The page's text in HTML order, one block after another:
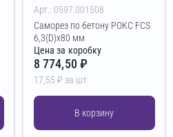
Арт.: 0597.001508
Саморез по бетону РОКС FCS
6,3(D)х80 мм
Цена за коробку
8 774,50 ₽
17,55 ₽ за шт
В корзину